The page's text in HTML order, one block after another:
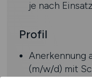
je nach
Profil
Anerkennung
(m/w/d) mit